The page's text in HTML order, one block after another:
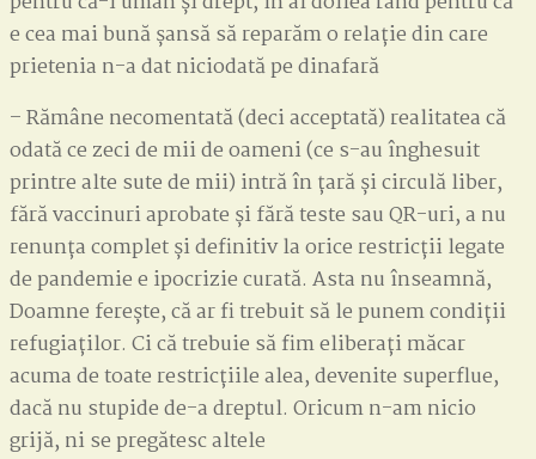
e cea mai bună șansă să reparăm o relație din care
prietenia n-a dat niciodată pe dinafară
– Rămâne necomentată (deci acceptată) realitatea că
odată ce zeci de mii de oameni (ce s-au înghesuit
printre alte sute de mii) intră în țară și circulă liber,
fără vaccinuri aprobate și fără teste sau QR-uri, a nu
renunța complet și definitiv la orice restricții legate
de pandemie e ipocrizie curată. Asta nu înseamnă,
Doamne ferește, că ar fi trebuit să le punem condiții
refugiaților. Ci că trebuie să fim eliberați măcar
acuma de toate restricțiile alea, devenite superflue,
dacă nu stupide de-a dreptul. Oricum n-am nicio
grijă, ni se pregătesc altele